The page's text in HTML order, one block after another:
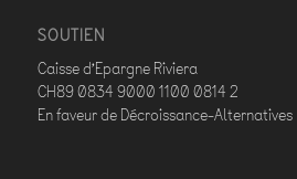
SOUTIEN
Caisse d’Epargne Riviera
CH89 0834 9000 1100 0814 2
En faveur de Décroissance-Alternatives